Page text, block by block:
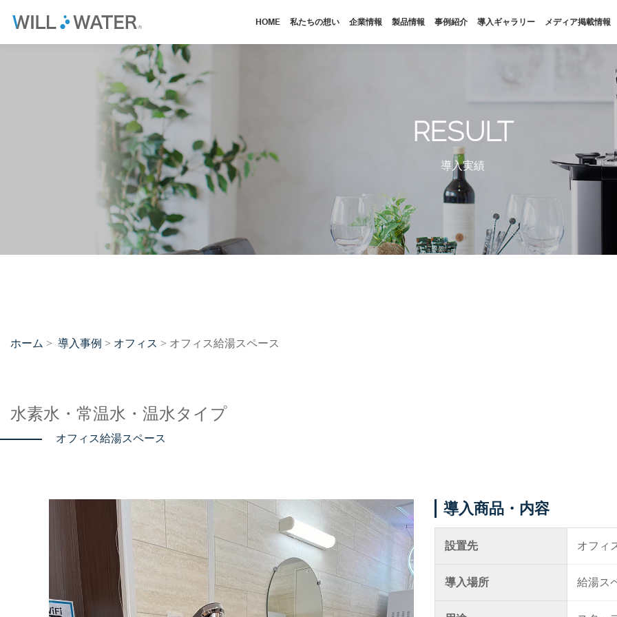
HOME 私たちの想い 企業情報 製品情報 事例紹介 導入ギャラリー メディア掲載情報
0120-288-822
RESULT
導入実績
ホーム > 導入事例 > オフィス > オフィス給湯スペース
水素水・常温水・温水タイプ
オフィス給湯スペース
導入商品・内容
設置先 オフィ
導入場所 給湯ス